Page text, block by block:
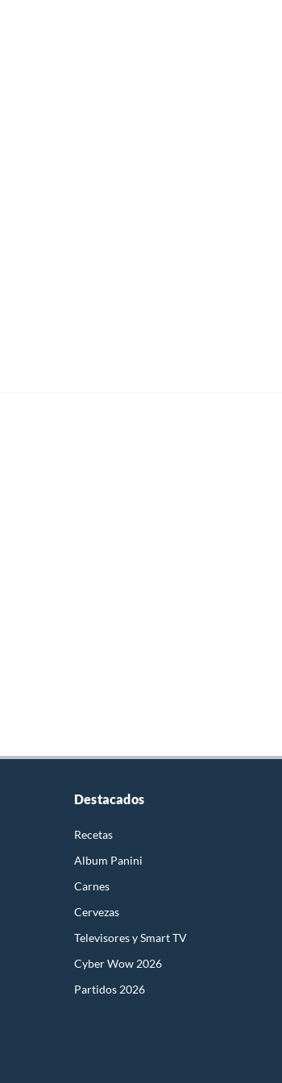
Destacados
Recetas
Album Panini
Carnes
Cervezas
Televisores y Smart TV
Cyber Wow 2026
Partidos 2026